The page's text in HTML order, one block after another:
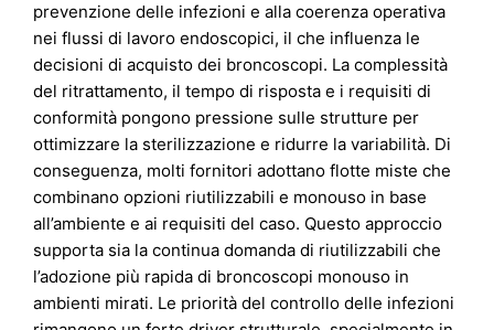
prevenzione delle infezioni e alla coerenza operativa
nei flussi di lavoro endoscopici, il che influenza le
decisioni di acquisto dei broncoscopi. La complessità
del ritrattamento, il tempo di risposta e i requisiti di
conformità pongono pressione sulle strutture per
ottimizzare la sterilizzazione e ridurre la variabilità. Di
conseguenza, molti fornitori adottano flotte miste che
combinano opzioni riutilizzabili e monouso in base
all’ambiente e ai requisiti del caso. Questo approccio
supporta sia la continua domanda di riutilizzabili che
l’adozione più rapida di broncoscopi monouso in
ambienti mirati. Le priorità del controllo delle infezioni